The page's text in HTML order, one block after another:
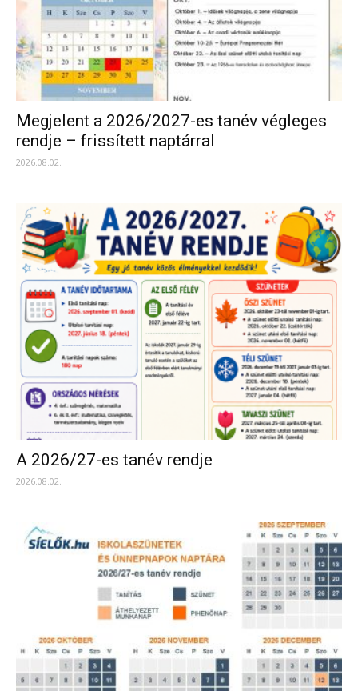
Megjelent a 2026/2027-es tanév végleges
rendje – frissített naptárral
2026.08.02.
A 2026/27-es tanév rendje
2026.08.02.